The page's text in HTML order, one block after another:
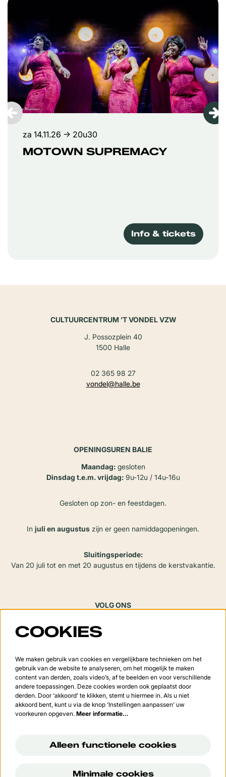
MOTOWN SUPREMACY
za 14.11.26 → 20u30
Info & tickets
CULTUURCENTRUM ’T VONDEL VZW
J. Possozplein 40
1500 Halle
02 365 98 27
vondel@halle.be
OPENINGSUREN BALIE
Maandag:gesloten
Dinsdag t.e.m. vrijdag:9u-12u / 14u-16u
Gesloten op zon- en feestdagen.
In juli en augustus zijn er geen namiddagopeningen.
Sluitingsperiode:
Van 20 juli tot en met 20 augustus en tijdens de kerstvakantie.
VOLG ONS
Meld je aan voor de nieuwsbrief
Aanmelden
Data Processing Addendum van Google.
COOKIES
We maken gebruik van cookies en vergelijkbare technieken om het
gebruik van de website te analyseren, om het mogelijk te maken
content van derden, zoals video’s, af te beelden en voor verschillende
andere toepassingen. Deze cookies worden ook geplaatst door
derden. Door ‘akkoord’ te klikken, stemt u hiermee in. Als u niet
akkoord bent, kunt u via de knop ‘Instellingen aanpassen’ uw
voorkeuren opgeven. Meer informatie…
Alleen functionele cookies
Minimale cookies